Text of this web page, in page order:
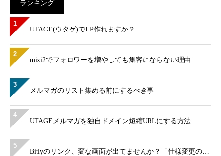
ランキング
1
UTAGE(ウタゲ)でLP作れますか？
2
mixi2でフォロワーを増やしても集客にならない理由
3
メルマガのリスト集める前にするべき事
4
UTAGEメルマガを独自ドメイン短縮URLにする方法
5
Bitlyのリンク、変な画面が出てませんか？「仕様変更の…